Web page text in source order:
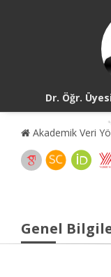
Dr. Öğr.
Akademik Veri
Genel